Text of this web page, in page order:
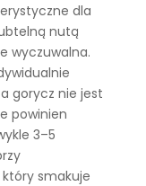
dla
nutą
wyczuwalna.
gorycz nie jest
powinien
3–5
smakuje